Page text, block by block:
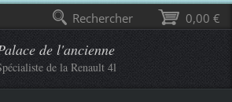
de l'ancienne
de la Renault 4l
0,00 €
Rechercher